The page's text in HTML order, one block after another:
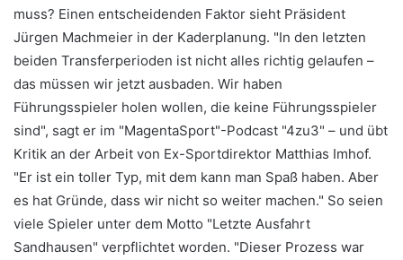
muss? Einen entscheidenden Faktor sieht Präsident
Jürgen Machmeier in der Kaderplanung. "In den letzten
beiden Transferperioden ist nicht alles richtig gelaufen –
das müssen wir jetzt ausbaden. Wir haben
Führungsspieler holen wollen, die keine Führungsspieler
sind", sagt er im "MagentaSport"-Podcast "4zu3" – und übt
Kritik an der Arbeit von Ex-Sportdirektor Matthias Imhof.
"Er ist ein toller Typ, mit dem kann man Spaß haben. Aber
es hat Gründe, dass wir nicht so weiter machen." So seien
viele Spieler unter dem Motto "Letzte Ausfahrt
Sandhausen" verpflichtet worden. "Dieser Prozess war